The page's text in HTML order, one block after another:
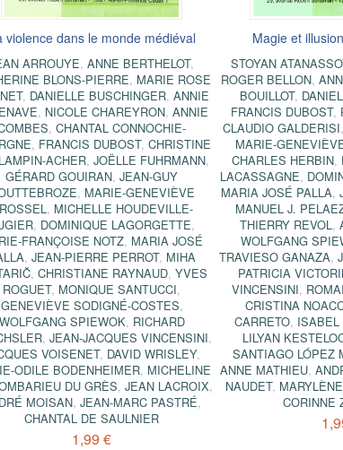
violence dans le monde médiéval
ARROUYE,ANNE BERTHELOT,
BLONS-PIERRE, MARIE ROSE
, DANIELLE BUSCHINGER, ANNIE
, NICOLE CHAREYRON,ANNIE
,CHANTAL CONNOCHIE-
, FRANCIS DUBOST, CHRISTINE
ACHER, JOËLLE FUHRMANN,
GÉRARD GOUIRAN,JEAN-GUY
, MARIE-GENEVIÈVE
, MICHELLE HOUDEVILLE-
, DOMINIQUE LAGORGETTE,
FRANÇOISE NOTZ, MARIA JOSÉ
, JEAN-PIERRE PERROT, MIHA
, CHRISTIANE RAYNAUD, YVES
ROGUET, MONIQUE SANTUCCI,
GENEVIÈVE SODIGNÉ-COSTES,
WOLFGANG SPIEWOK, RICHARD
, JEAN-JACQUES VINCENSINI,
VOISENET, DAVID WRISLEY,
ODILE BODENHEIMER, MICHELINE
DU GRÈS,JEAN LACROIX,
MOISAN,JEAN-MARC PASTRÉ,
CHANTAL DE SAULNIER
1,99 €
Magie et
STOYAN
ROGER BELLON,
BOUILLOT,
FRANCIS DUBOST,
CLAUDIO GALDERISI,
MARIE-
CHARLES HERBIN,
LACASSAGNE,
MARIA JOSÉ PALLA,
MANUEL J.
THIERRY REVOL ,
WOLFGANG
TRAVIESO GANAZA,
PATRICIA
VINCENSINI,
CRISTINA
CARRETO, ISABEL
LILYAN
SANTIAGO LÓPEZ
ANNE MATHIEU,
ΝAUDET,
CORINNE